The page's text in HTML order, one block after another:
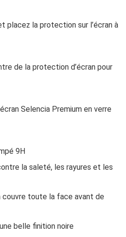
placez la protection sur l’écran à
de la protection d’écran pour
Selencia Premium en verre
9H
la saleté, les rayures et les
toute la face avant de
belle finition noire